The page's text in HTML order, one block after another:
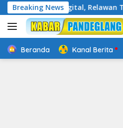
Langsung
ke
konten
Breaking News
Digital, Relawan TIK Bergerak
Beranda Kanal Berita